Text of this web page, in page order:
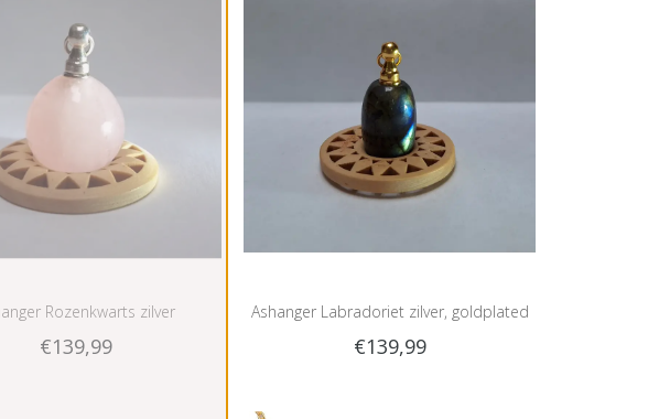
Rozenkwarts zilver
€139,99
Ashanger Labradoriet zilver, goldplated
€139,99